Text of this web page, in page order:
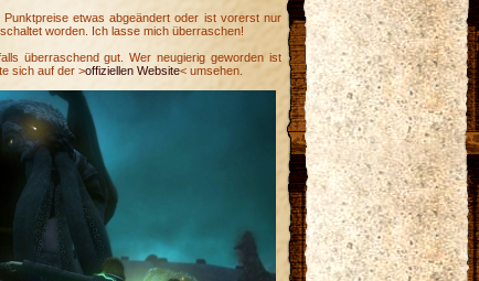
etwas abgeändert oder ist vorerst nur
worden. Ich lasse mich überraschen!
überraschend gut. Wer neugierig geworden ist
sich auf der >offiziellen Website< umsehen.